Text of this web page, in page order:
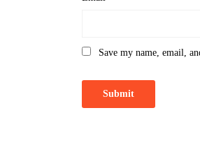
Save my name, email,